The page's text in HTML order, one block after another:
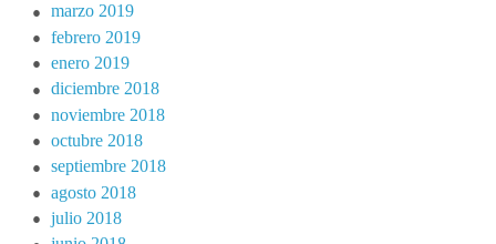
marzo 2019
febrero 2019
enero 2019
diciembre 2018
noviembre 2018
octubre 2018
septiembre 2018
agosto 2018
julio 2018